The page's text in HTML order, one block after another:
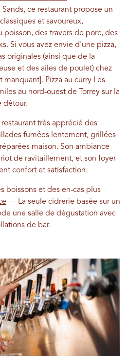
ce restaurant propose un
et savoureux,
poisson, des travers de porc, des
Si vous avez envie d'une pizza,
originales (ainsi que de la
et des ailes de poulet) chez
manquant]. Pizza au curry Les
au nord-ouest de Torrey sur la
détour.
très apprécié des
fumées lentement, grillées
maison. Son ambiance
de ravitaillement, et son foyer
confort et satisfaction.
boissons et des en-cas plus
— La seule cidrerie basée sur un
une salle de dégustation avec
de bar.